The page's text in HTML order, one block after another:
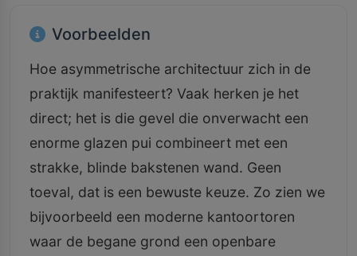
Voorbeelden
Hoe asymmetrische architectuur zich in de
praktijk manifesteert? Vaak herken je het
direct; het is die gevel die onverwacht een
enorme glazen pui combineert met een
strakke, blinde bakstenen wand. Geen
toeval, dat is een bewuste keuze. Zo zien we
bijvoorbeeld een moderne kantoortoren
waar de begane grond een openbare